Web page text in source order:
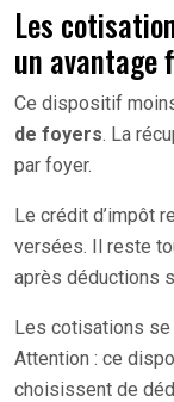
Les
un avantage
Ce dispositif
de foyers. La
par foyer.
Le crédit d’impôt
versées. Il reste
après déductions
Les cotisations se
Attention : ce
choisissent de